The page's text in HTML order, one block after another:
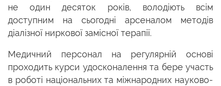
не один десяток років, володіють всім
доступним на сьогодні арсеналом методів
діалізної ниркової замісної терапії.
Медичний персонал на регулярній основі
проходить курси удосконалення та бере участь
в роботі національних та міжнародних науково-